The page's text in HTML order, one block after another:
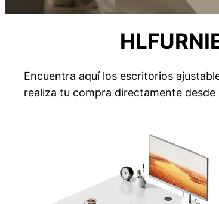
Encuentra aquí los escritorios
realiza tu compra directamente desde